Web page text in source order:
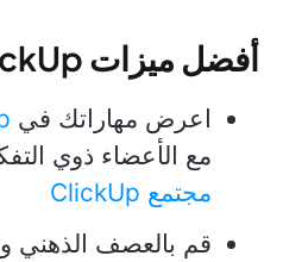
أفضل ميزات ClickUp
اعرض مهاراتك في
مع الأعضاء ذوي
مجتمع ClickUp
قم بالعصف الذهني